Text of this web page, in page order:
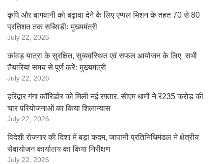
कृषि और बागवानी को बढ़ावा देने के लिए एप्पल मिशन के तहत 70 से 80
प्रतिशत तक सब्सिडीः मुख्यमंत्री
July 22, 2026
कांवड़ यात्रा के सुरक्षित, सुव्यवस्थित एवं सफल आयोजन के लिए सभी
तैयारियां समय से पूर्ण करेंः मुख्यमंत्री
July 22, 2026
हरिद्वार गंगा कॉरिडोर को मिली नई रफ्तार, सीएम धामी ने ₹235 करोड़ की
चार परियोजनाओं का किया शिलान्यास
July 22, 2026
विदेशी रोजगार की दिशा में बड़ा कदम, जापानी प्रतिनिधिमंडल ने क्षेत्रीय
सेवायोजन कार्यालय का किया निरीक्षण
July 22, 2026